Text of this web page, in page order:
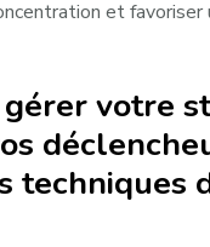
et favoriser
votre
techniques